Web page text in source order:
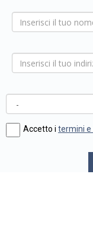
Accetto i termini e